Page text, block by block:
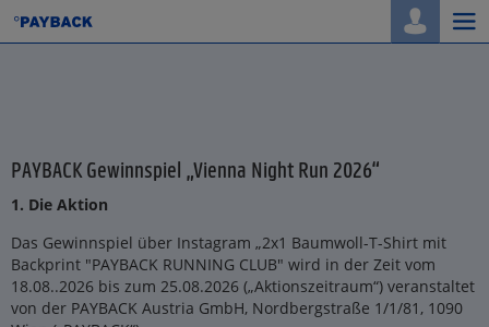
PAYBACK Gewinnspiel „Vienna Night Run 2026“
1. Die Aktion
Das Gewinnspiel über Instagram „2x1 Baumwoll-T-Shirt mit
Backprint "PAYBACK RUNNING CLUB" wird in der Zeit vom
18.08..2026 bis zum 25.08.2026 („Aktionszeitraum“) veranstaltet
von der PAYBACK Austria GmbH, Nordbergstraße 1/1/81, 1090